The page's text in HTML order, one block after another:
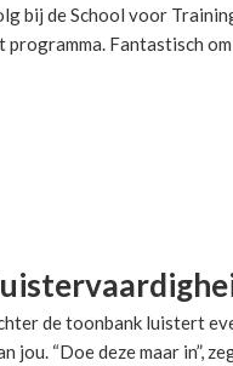
bij de School voor
Fantastisch
de toonbank luistert
“Doe deze maar in”,